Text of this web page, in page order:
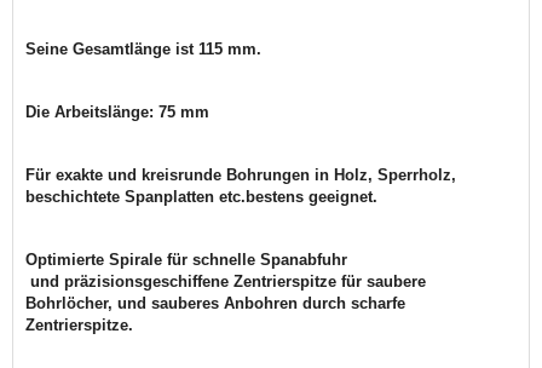
Seine Gesamtlänge ist 115 mm.
Die Arbeitslänge: 75 mm
Für exakte und kreisrunde Bohrungen in Holz, Sperrholz,
beschichtete Spanplatten etc.bestens geeignet.
Optimierte Spirale für schnelle Spanabfuhr
und präzisionsgeschiffene Zentrierspitze für saubere
Bohrlöcher, und sauberes Anbohren durch scharfe
Zentrierspitze.